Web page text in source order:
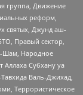
группа, Движение
реформ,
святых, Джунд аш-
Правый сектор,
Шам, Народное
Субхану уа
Валь-Джихад,
Террористическое